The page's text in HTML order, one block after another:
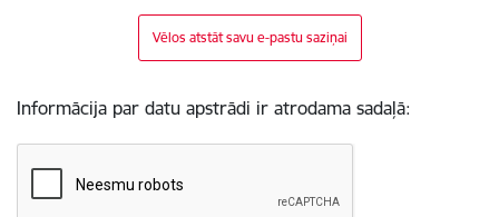
Vēlos atstāt savu e-pastu saziņai
Informācija par datu apstrādi ir atrodama sadaļā: